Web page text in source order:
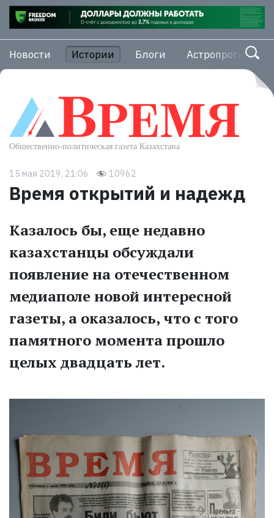
Новости Истории Блоги Астропрогноз
15 мая 2019, 21:06 10962
Время открытий и надежд
Казалось бы, еще недавно
казахстанцы обсуждали
появление на отечественном
медиаполе новой интересной
газеты, а оказалось, что с того
памятного момента прошло
целых двадцать лет.